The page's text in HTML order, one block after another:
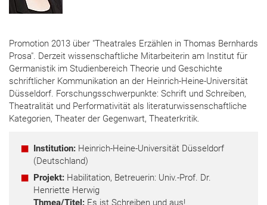
Promotion 2013 über "Theatrales Erzählen in Thomas Bernhards
Prosa". Derzeit wissenschaftliche Mitarbeiterin am Institut für
Germanistik im Studienbereich Theorie und Geschichte
schriftlicher Kommunikation an der Heinrich-Heine-Universität
Düsseldorf. Forschungsschwerpunkte: Schrift und Schreiben,
Theatralität und Performativität als literaturwissenschaftliche
Kategorien, Theater der Gegenwart, Theaterkritik.
Institution:Heinrich-Heine-Universität Düsseldorf
(Deutschland)
Projekt:Habilitation, Betreuerin: Univ.-Prof. Dr.
Henriette Herwig
Thmea/Titel:Es ist Schreiben und aus!